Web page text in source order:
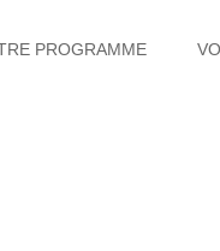
PROGRAMME